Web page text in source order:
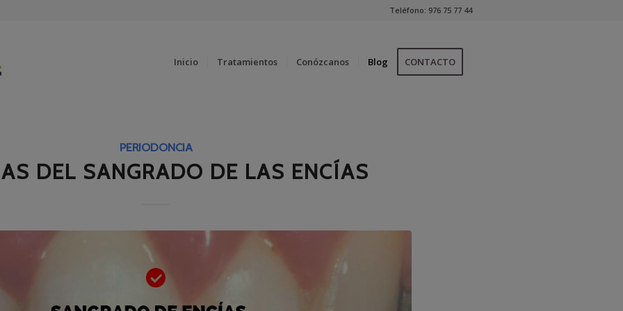
Teléfono: 976 75 77 44
Inicio Tratamientos Conózcanos Blog CONTACTO
PERIODONCIA
DEL SANGRADO DE LAS ENCÍAS